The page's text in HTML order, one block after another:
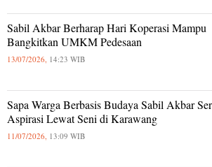
Sabil Akbar Berharap Hari Koperasi Mampu
Bangkitkan UMKM Pedesaan
13/07/2026, 14:23 WIB
Sapa Warga Berbasis Budaya Sabil Akbar
Aspirasi Lewat Seni di Karawang
11/07/2026, 13:09 WIB